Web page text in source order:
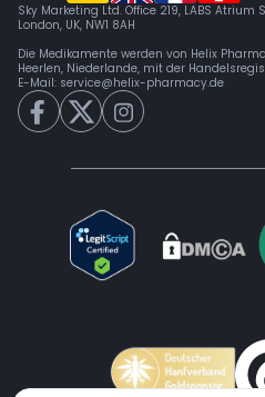
Sky Marketing Ltd. Office 219, LABS
London, UK, NW1 8AH
Die Medikamente werden von Helix
Heerlen, Niederlande, mit der
E-Mail: service@helix-pharmacy.de